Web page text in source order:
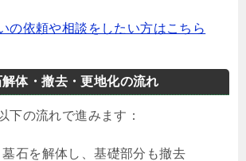
の依頼や相談をしたい方はこちら
体・撤去・更地化の流れ
下の流れで進みます：
墓石を解体し、基礎部分も撤去